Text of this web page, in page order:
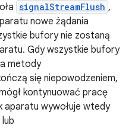
signalStreamFlush ,
nowe żądania
bufory nie zostaną
Gdy wszystkie bufory
metody
się niepowodzeniem,
kontynuować pracę
wywołuje wtedy
lub